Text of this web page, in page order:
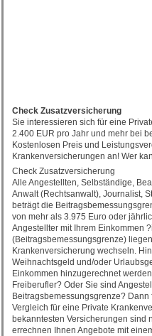
Check Zusatzversicherung
Sie interessieren sich für eine
2.400 EUR pro Jahr und mehr bei
Kostenlosen Preis und
Krankenversicherungen an! Wer
Check Zusatzversicherung
Alle Angestellten, Selbständige,
Anwalt (Rechtsanwalt), Journalist,
beträgt die
von mehr als 3.975 Euro oder
Angestellter mit Ihrem Einkommen
(Beitragsbemessungsgrenze)
Krankenversicherung wechseln.
Weihnachtsgeld und/oder
Einkommen hinzugerechnet
Freiberufler? Oder Sie sind
Beitragsbemessungsgrenze?
Vergleich für eine Private
bekanntesten Versicherungen sind
errechnen Ihnen Angebote mit